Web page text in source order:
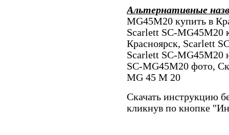
Альтернативные
MG45M20 купить в
Scarlett SC-MG45M20
Красноярск, Scarlett
Scarlett SC-MG45M20
SC-MG45M20 фото,
MG 45 M 20
Скачать инструкцию
кликнув по кнопке